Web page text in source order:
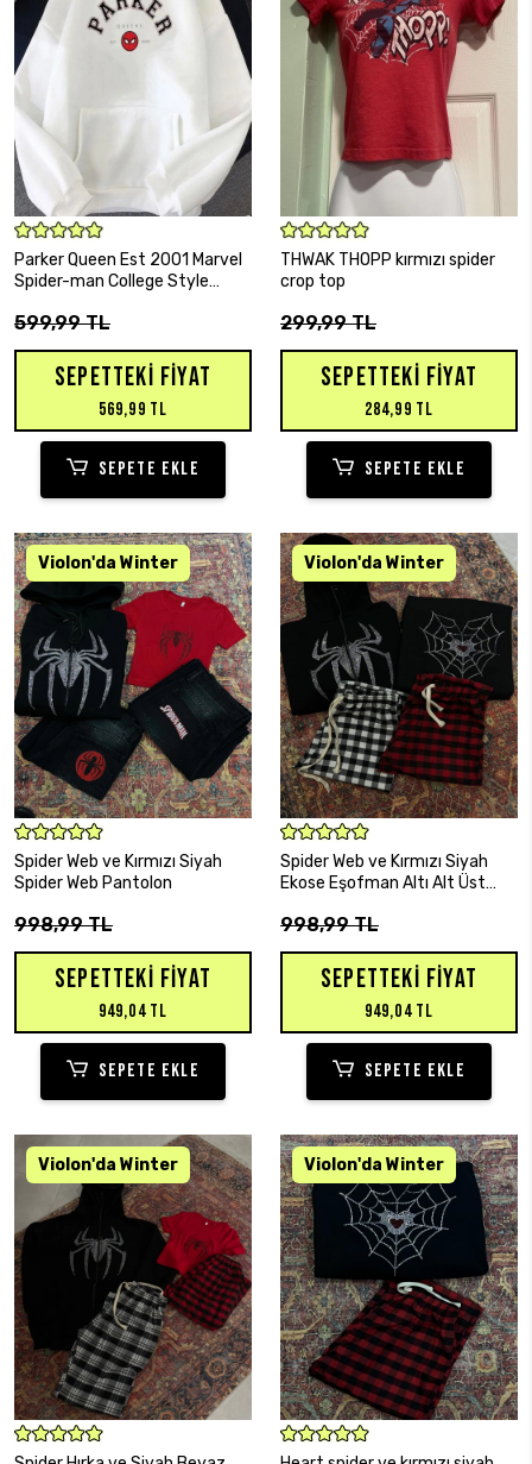
SEPETE EKLE
Parker Queen Est 2001 Marvel
Spider-man College Style
599,99 TL
SEPETTEKI FIYAT
569,99 TL
SEPETE EKLE
SEPETE EKLE
THWAK THOPP kırmızı spider
crop top
299,99 TL
SEPETTEKI FIYAT
284,99 TL
SEPETE EKLE
SEPETE EKLE
Spider Web ve Kırmızı Siyah
Spider Web Pantolon
998,99 TL
SEPETTEKI FIYAT
949,04 TL
SEPETE EKLE
SEPETE EKLE
Spider Web ve Kırmızı Siyah
Ekose Eşofman Altı Alt Üst
998,99 TL
SEPETTEKI FIYAT
949,04 TL
SEPETE EKLE
SEPETE EKLE SEPETE EKLE